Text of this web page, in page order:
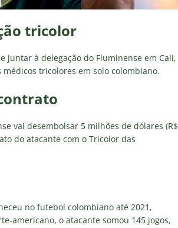
tricolor
juntar à delegação do Fluminense em Cali,
tricolores em solo colombiano.
vai desembolsar 5 milhões de dólares (R$
do atacante com o Tricolor das
no futebol colombiano até 2021,
americano, o atacante somou 145 jogos,